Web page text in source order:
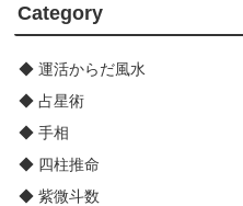
Category
◆ 運活からだ風水
◆ 占星術
◆ 手相
◆ 四柱推命
◆ 紫微斗数